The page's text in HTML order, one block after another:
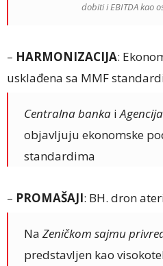
dobiti iEBITDAkao
– HARMONIZACIJA:
usklađena sa MMF
Centralna banka i
objavljuju ekonomske
standardima
– PROMAŠAJI: BH. dron
Na Zeničkom sajmu
predstavljen kao